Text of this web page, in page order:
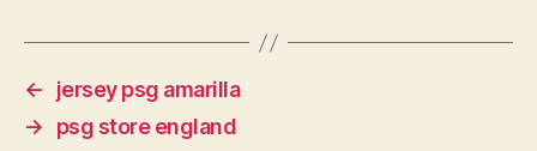
←
jersey psg amarilla
→
psg store england